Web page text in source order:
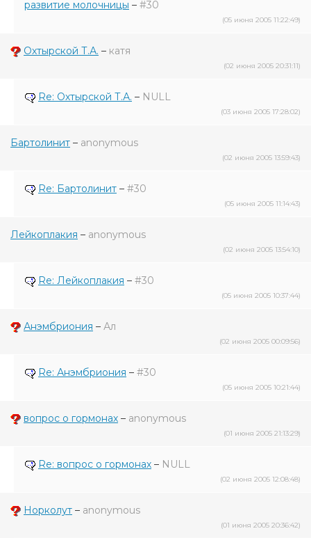
развитие молочницы – #30
(05 июня 2005 11:22:49)
Охтырской Т.А. – катя
(02 июня 2005 20:31:11)
Re: Охтырской Т.А. – NULL
(03 июня 2005 17:28:02)
Бартолинит – anonymous
(02 июня 2005 13:59:43)
Re: Бартолинит – #30
(05 июня 2005 11:14:43)
Лейкоплакия – anonymous
(02 июня 2005 13:54:10)
Re: Лейкоплакия – #30
(05 июня 2005 10:37:44)
Анэмбриония – Ал
(02 июня 2005 00:09:56)
Re: Анэмбриония – #30
(05 июня 2005 10:21:44)
вопрос о гормонах – anonymous
(01 июня 2005 21:13:29)
Re: вопрос о гормонах – NULL
(02 июня 2005 12:08:48)
Норколут – anonymous
(01 июня 2005 20:36:42)